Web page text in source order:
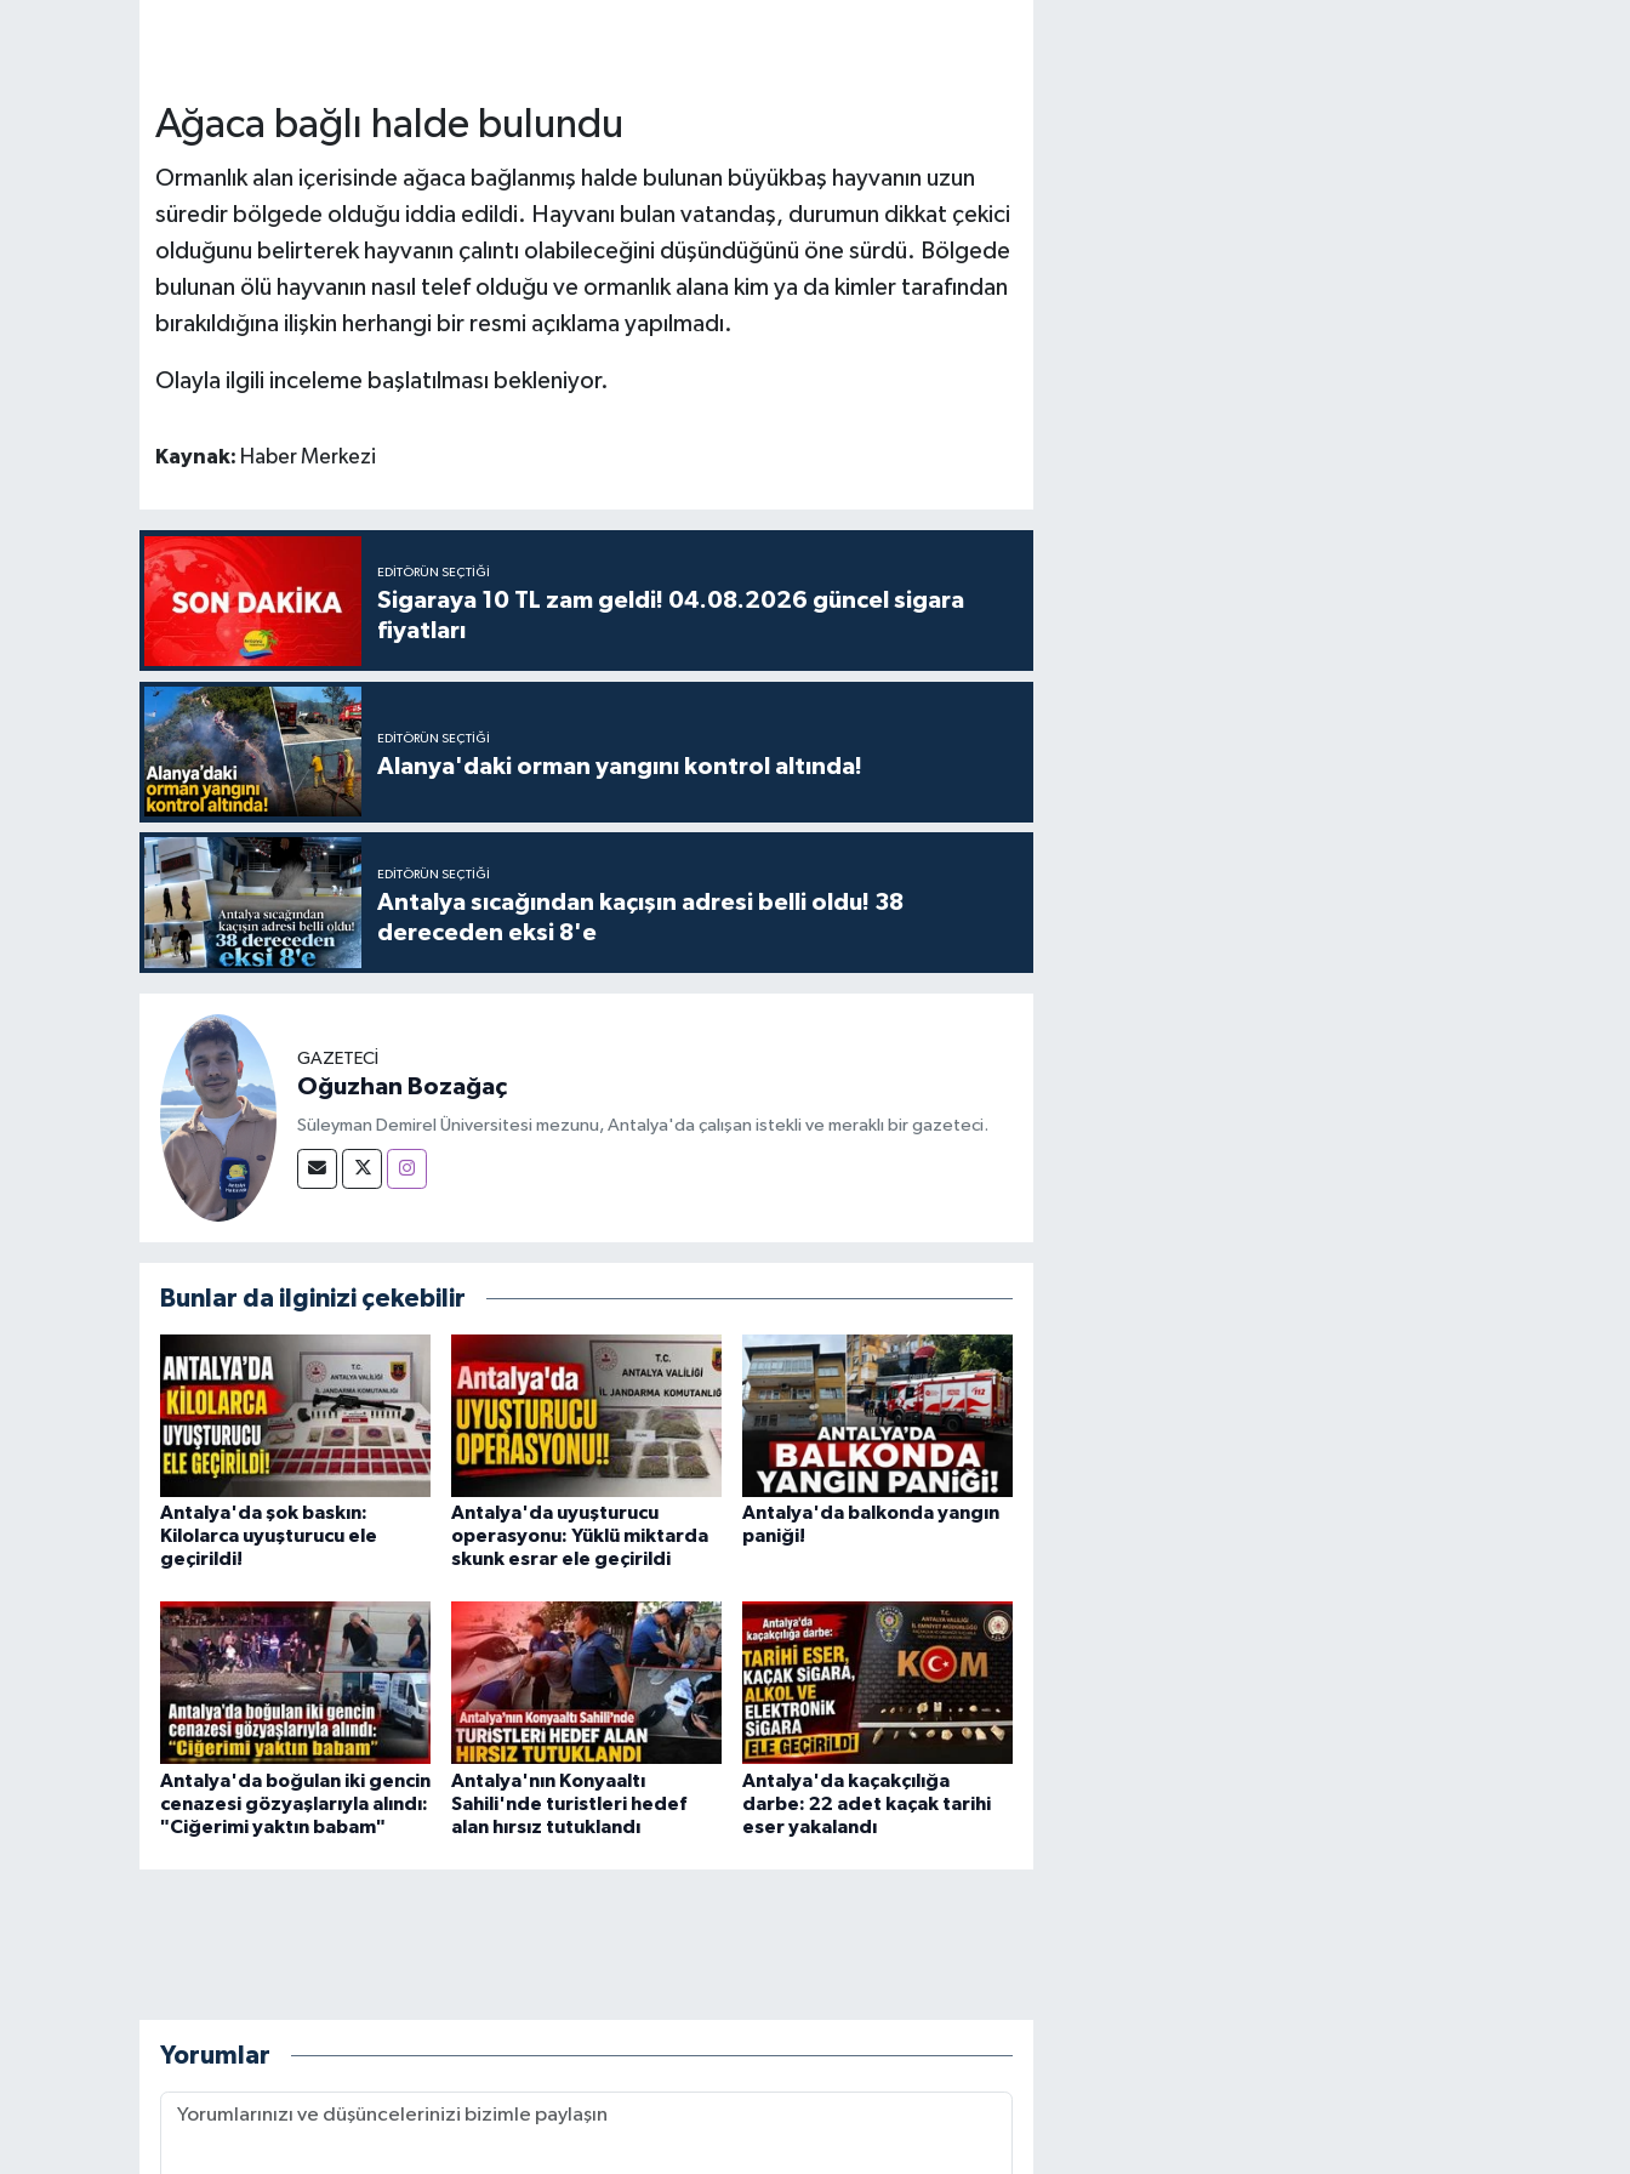
Ağaca bağlı halde bulundu
Ormanlık alan içerisinde ağaca bağlanmış halde bulunan büyükbaş hayvanın uzun
süredir bölgede olduğu iddia edildi. Hayvanı bulan vatandaş, durumun dikkat çekici
olduğunu belirterek hayvanın çalıntı olabileceğini düşündüğünü öne sürdü. Bölgede
bulunan ölü hayvanın nasıl telef olduğu ve ormanlık alana kim ya da kimler tarafından
bırakıldığına ilişkin herhangi bir resmi açıklama yapılmadı.
Olayla ilgili inceleme başlatılması bekleniyor.
Kaynak: Haber Merkezi
EDITÖRÜN SEÇTIĞI
Sigaraya 10 TL zam geldi! 04.08.2026 güncel sigara
fiyatları
EDITÖRÜN SEÇTIĞI
Alanya'daki orman yangını kontrol altında!
EDITÖRÜN SEÇTIĞI
Antalya sıcağından kaçışın adresi belli oldu! 38
dereceden eksi 8'e
GAZETECİ
Oğuzhan Bozağaç
Süleyman Demirel Üniversitesi mezunu, Antalya'da çalışan istekli ve meraklı bir gazeteci.
Bunlar da ilginizi çekebilir
Antalya'da şok baskın:
Kilolarca uyuşturucu ele
geçirildi!
Antalya'da uyuşturucu
operasyonu: Yüklü miktarda
skunk esrar ele geçirildi
Antalya'da balkonda yangın
paniği!
Antalya'da boğulan iki gencin
cenazesi gözyaşlarıyla alındı:
"Ciğerimi yaktın babam"
Antalya'nın Konyaaltı
Sahili'nde turistleri hedef
alan hırsız tutuklandı
Antalya'da kaçakçılığa
darbe: 22 adet kaçak tarihi
eser yakalandı
Yorumlar